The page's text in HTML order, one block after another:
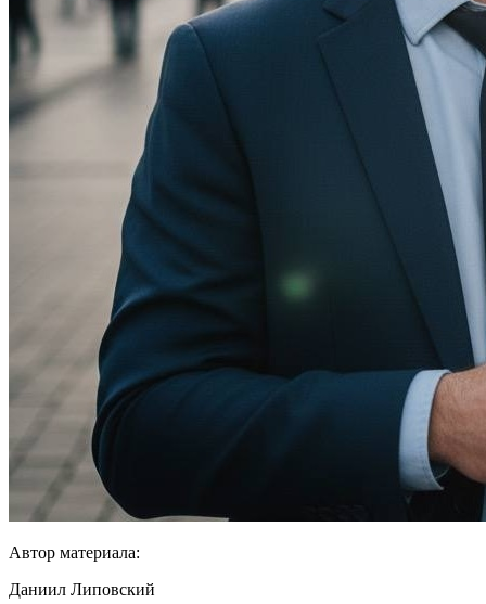
Автор материала:
Даниил Липовский